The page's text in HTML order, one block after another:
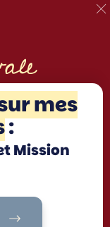
mes
:
Mission